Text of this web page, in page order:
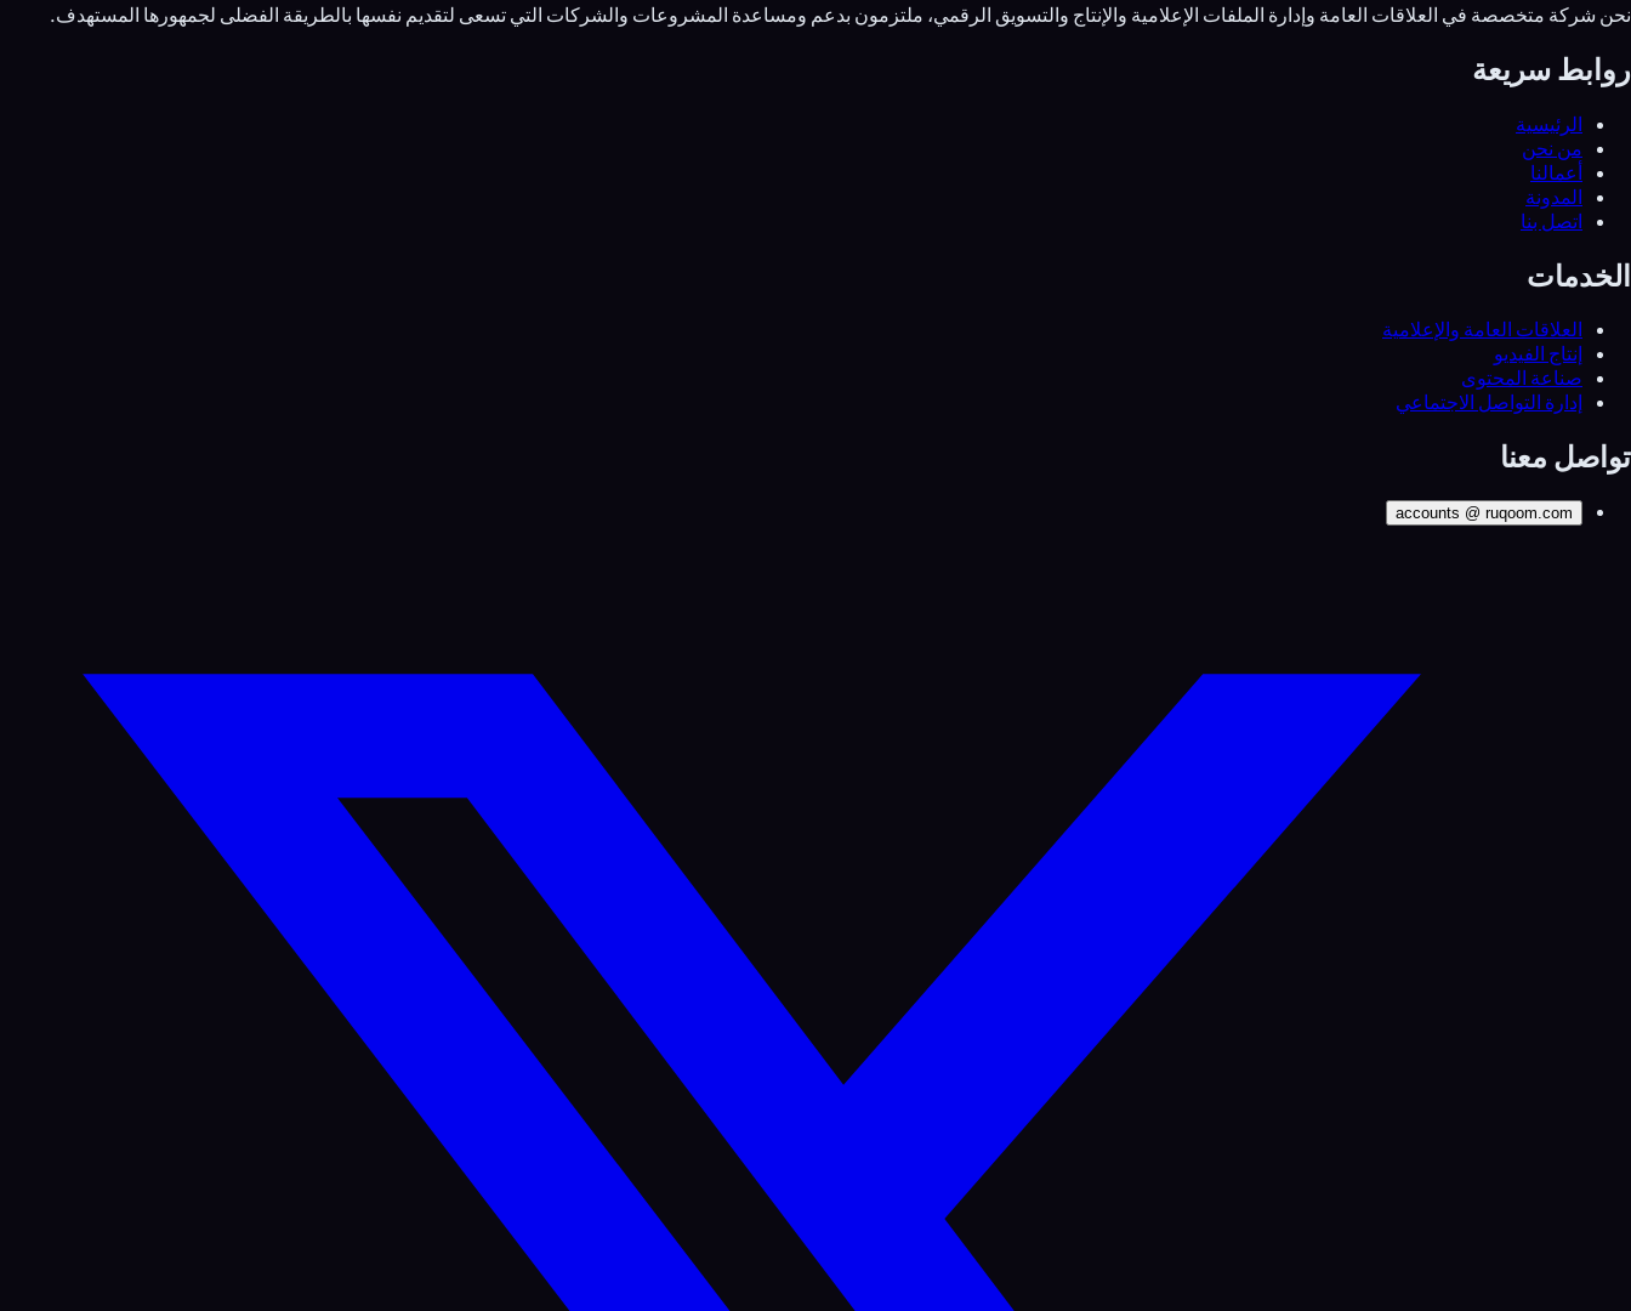
نحن شركة متخصصة في العلاقات العامة وإدارة الملفات الإعلامية والإنتاج والتسويق الرقمي، ملتزمون بدعم ومساعدة المشروعات والشركات التي تسعى لتقديم نفسها بالطريقة الفضلى لجمهورها المستهدف.
روابط سريعة
الرئيسية
من نحن
أعمالنا
المدونة
اتصل بنا
الخدمات
العلاقات العامة والإعلامية
إنتاج الفيديو
صناعة المحتوى
إدارة التواصل الاجتماعي
تواصل معنا
accounts @ ruqoom.com